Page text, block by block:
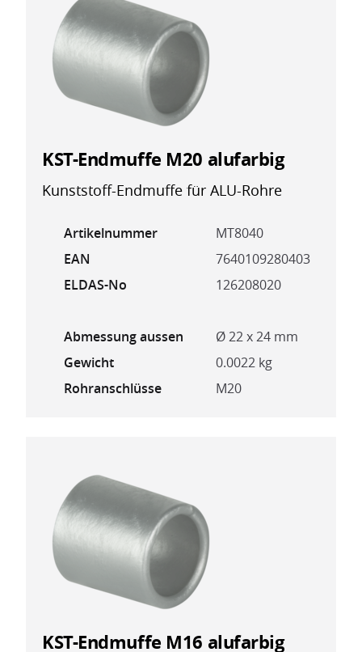
KST-Endmuffe M20 alufarbig
Kunststoff-Endmuffe für ALU-Rohre
Artikelnummer
MT8040
EAN
7640109280403
ELDAS-No
126208020
Abmessung aussen
Ø 22 x 24 mm
Gewicht
0.0022 kg
Rohranschlüsse
M20
KST-Endmuffe M16 alufarbig